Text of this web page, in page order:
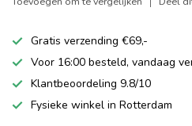
Gratis verzending €69,-
Voor 16:00 besteld, vandaag
Klantbeoordeling 9.8/10
Fysieke winkel in Rotterdam